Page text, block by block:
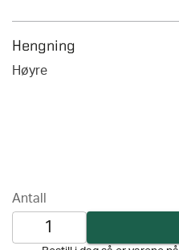
Hengning
Høyre